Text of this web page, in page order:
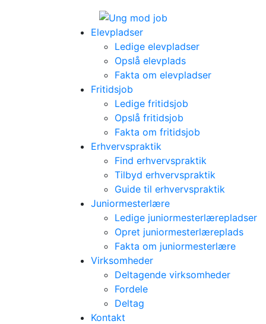
Elevpladser
Ledige elevpladser
Opslå elevplads
Fakta om elevpladser
Fritidsjob
Ledige fritidsjob
Opslå fritidsjob
Fakta om fritidsjob
Erhvervspraktik
Find erhvervspraktik
Tilbyd erhvervspraktik
Guide til erhvervspraktik
Juniormesterlære
Ledige juniormesterlærepladser
Opret juniormesterlæreplads
Fakta om juniormesterlære
Virksomheder
Deltagende virksomheder
Fordele
Deltag
Kontakt